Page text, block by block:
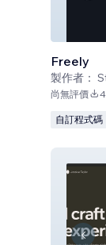
Freely
製作者：
尚無評價
自訂程式碼